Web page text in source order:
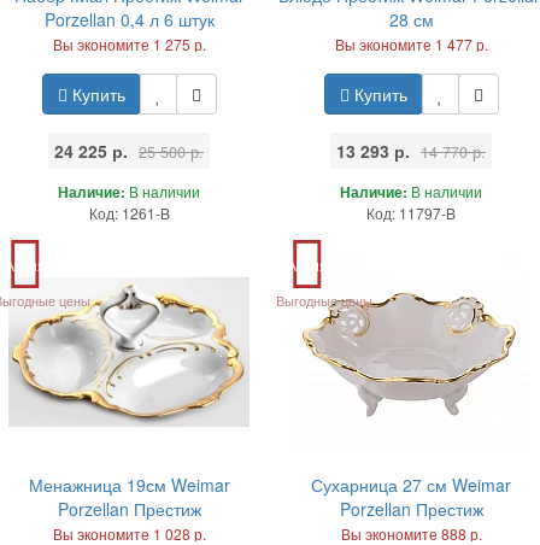
Porzellan 0,4 л 6 штук
Вы экономите 1 275 р.
Купить
24 225 р. 25 500 р.
Наличие: В наличии
Код: 1261-B
28 см
Вы экономите 1 477 р.
Купить
13 293 р. 14 770 р.
Наличие: В наличии
Код: 11797-B
Акция
цены
Менажница 19см Weimar
Porzellan Престиж
Вы экономите 1 028 р.
Акция
Выгодные цены
Сухарница 27 см Weimar
Porzellan Престиж
Вы экономите 888 р.